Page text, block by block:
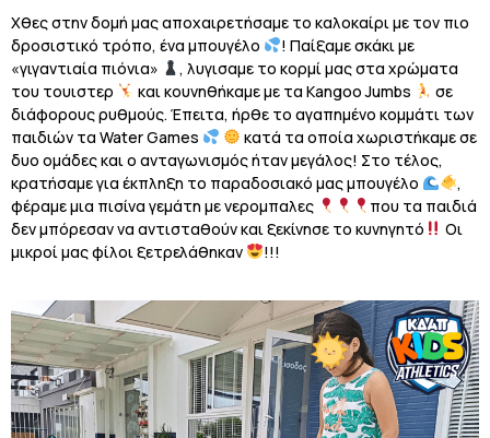
Χθες στην δομή μας αποχαιρετήσαμε το καλοκαίρι με τον πιο
δροσιστικό τρόπο, ένα μπουγέλο
! Παίξαμε σκάκι με
«γιγαντιαία πιόνια»
, λυγισαμε το κορμί μας στα χρώματα
του τουιστερ
και κουνηθήκαμε με τα Kangoo Jumbs
σε
διάφορους ρυθμούς. Έπειτα, ήρθε το αγαπημένο κομμάτι των
παιδιών τα Water Games
κατά τα οποία χωριστήκαμε σε
δυο ομάδες και ο ανταγωνισμός ήταν μεγάλος! Στο τέλος,
κρατήσαμε για έκπληξη το παραδοσιακό μας μπουγέλο
,
φέραμε μια πισίνα γεμάτη με νερομπαλες
που τα παιδιά
δεν μπόρεσαν να αντισταθούν και ξεκίνησε το κυνηγητό
Οι
μικροί μας φίλοι ξετρελάθηκαν
!!!